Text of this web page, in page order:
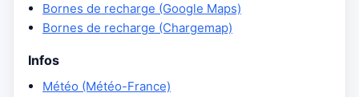
Bornes de recharge (Google Maps)
Bornes de recharge (Chargemap)
Infos
Météo (Météo-France)